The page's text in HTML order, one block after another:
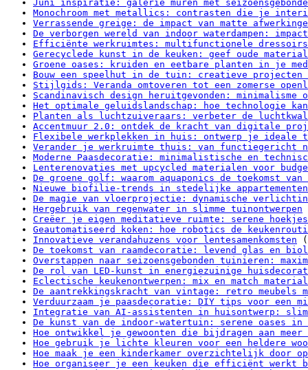
Juni inspiratie: galerie muren met
Monochroom met metallics: contrasten die je
Verrassende greige: de impact van matte
De verborgen wereld van indoor waterdampen:
Efficiënte werkruimtes: multifunctionele dressoirs
Gerecyclede kunst in de keuken: geef oude
Groene oases: kruiden en eetbare planten in je
Bouw een speelhut in de tuin: creatieve projecten
Stijlgids: Veranda omtoveren tot een zomerse
Scandinavisch design heruitgevonden: minimalisme
Het optimale geluidslandschap: hoe technologie
Planten als luchtzuiveraars: verbeter de
Accentmuur 2.0: ontdek de kracht van digitale
Flexibele werkplekken in huis: ontwerp je ideale
Verander je werkruimte thuis: van functiegericht
Moderne Paasdecoratie: minimalistische en
Lenterenovaties met upcycled materialen voor
De groene golf: waarom aquaponics de toekomst
Nieuwe biofilie-trends in stedelijke appartementen
De magie van vloerprojectie: dynamische
Hergebruik van regenwater in slimme tuinontwerpen
Creëer je eigen meditatieve ruimte: serene
Geautomatiseerd koken: hoe robotics de
Innovatieve verandahuzens voor lentesamenkomsten
De toekomst van raamdecoratie: levend glas en
Overstappen naar seizoensgebonden tuinieren:
De rol van LED-kunst in energiezuinige
Eclectische keukenontwerpen: mix en match
De aantrekkingskracht van vintage: retro meubels
Verduurzaam je paasdecoratie: DIY tips voor een
Integratie van AI-assistenten in huisontwerp:
De kunst van de indoor-watertuin: serene oases in
Hoe ontwikkel je gewoonten die bijdragen aan
Hoe gebruik je lichte kleuren voor een heldere
Hoe maak je een kinderkamer overzichtelijk door
Hoe organiseer je een keuken die efficiënt werkt